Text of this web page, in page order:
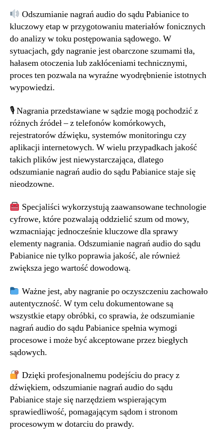
Odszumianie nagrań audio do sądu Pabianice to
kluczowy etap w przygotowaniu materiałów fonicznych
do analizy w toku postępowania sądowego. W
sytuacjach, gdy nagranie jest obarczone szumami tła,
hałasem otoczenia lub zakłóceniami technicznymi,
proces ten pozwala na wyraźne wyodrębnienie istotnych
wypowiedzi.
🎙 Nagrania przedstawiane w sądzie mogą pochodzić z
różnych źródeł – z telefonów komórkowych,
rejestratorów dźwięku, systemów monitoringu czy
aplikacji internetowych. W wielu przypadkach jakość
takich plików jest niewystarczająca, dlatego
odszumianie nagrań audio do sądu Pabianice staje się
nieodzowne.
Specjaliści wykorzystują zaawansowane technologie
cyfrowe, które pozwalają oddzielić szum od mowy,
wzmacniając jednocześnie kluczowe dla sprawy
elementy nagrania. Odszumianie nagrań audio do sądu
Pabianice nie tylko poprawia jakość, ale również
zwiększa jego wartość dowodową.
Ważne jest, aby nagranie po oczyszczeniu zachowało
autentyczność. W tym celu dokumentowane są
wszystkie etapy obróbki, co sprawia, że odszumianie
nagrań audio do sądu Pabianice spełnia wymogi
procesowe i może być akceptowane przez biegłych
sądowych.
Dzięki profesjonalnemu podejściu do pracy z
dźwiękiem, odszumianie nagrań audio do sądu
Pabianice staje się narzędziem wspierającym
sprawiedliwość, pomagającym sądom i stronom
procesowym w dotarciu do prawdy.